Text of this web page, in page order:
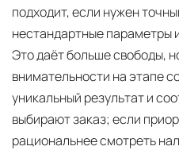
подходит, если нужен
нестандартные параметры
Это даёт больше свободы,
внимательности на этапе
уникальный результат и
выбирают заказ; если
рациональнее смотреть